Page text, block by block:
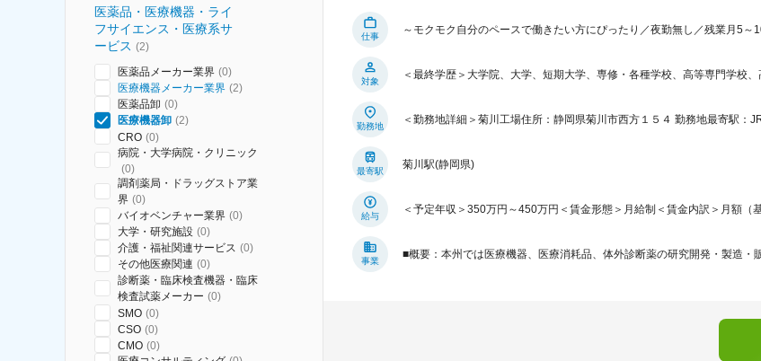
医薬品・医療機器・ライ
フサイエンス・医療系サ
ービス (2)
医薬品メーカー業界 (0)
医療機器メーカー業界 (2)
医薬品卸 (0)
医療機器卸 (2)
CRO (0)
病院・大学病院・クリニック
(0)
調剤薬局・ドラッグストア業
界 (0)
バイオベンチャー業界 (0)
大学・研究施設 (0)
介護・福祉関連サービス (0)
その他医療関連 (0)
診断薬・臨床検査機器・臨床
検査試薬メーカー (0)
SMO (0)
CSO (0)
CMO (0)
仕事
～モクモク自分のペースで働きたい方にぴったり／夜勤無し／残業月5
対象
＜最終学歴＞大学院、大学、短期大学、専修・各種学校、高等専門学校
勤務地
＜勤務地詳細＞菊川工場住所：静岡県菊川市西方１５４ 勤務地最寄駅：
最寄駅
菊川駅(静岡県)
給与
＜予定年収＞350万円～450万円＜賃金形態＞月給制＜賃金内訳＞月額（
事業
■概要：本州では医療機器、医療消耗品、体外診断薬の研究開発・製造・